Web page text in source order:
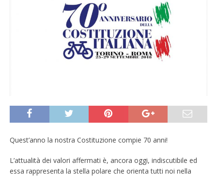
Quest’anno la nostra Costituzione compie 70 anni!
L’attualità dei valori affermati è, ancora oggi, indiscutibile ed
essa rappresenta la stella polare che orienta tutti noi nella